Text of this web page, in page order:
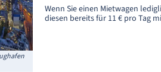
Wenn Sie einen Mietwagen
diesen bereits für 11 € pro Tag